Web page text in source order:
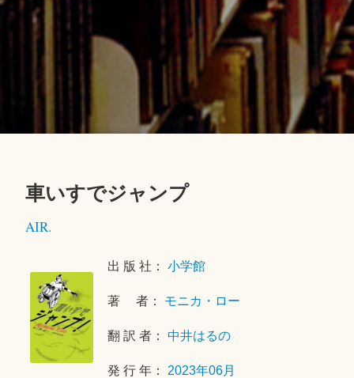
車いすでジャンプ
AIR.
出 版 社：小学館
著 者： モニカ・ロー
翻 訳 者：中井はるの
発 行 年： 2023年06月